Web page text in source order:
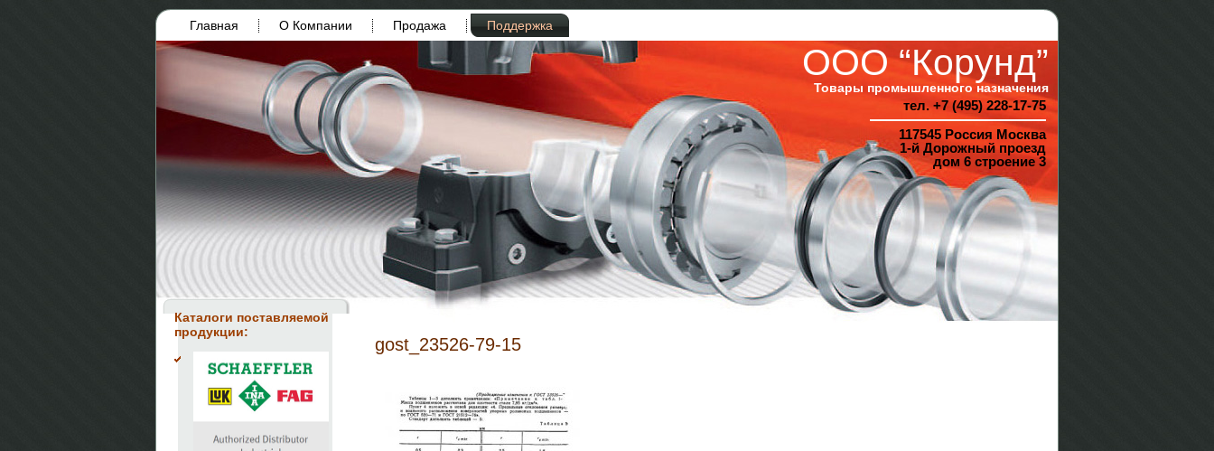
Главная О Компании Продажа Поддержка
ООО “Корунд”
Товары промышленного назначения
тел. +7 (495) 228-17-75
117545 Россия Москва
1-й Дорожный проезд
дом 6 строение 3
Каталоги поставляемой
продукции:
gost_23526-79-15